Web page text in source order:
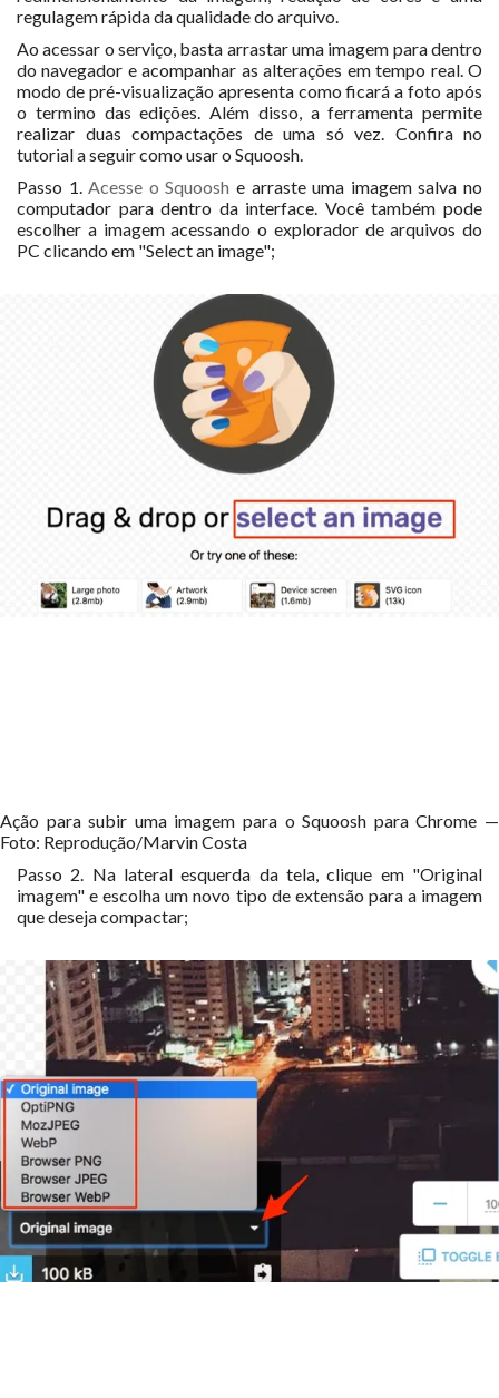
regulagem rápida da qualidade do arquivo.
Ao acessar o serviço, basta arrastar uma imagem para dentro
do navegador e acompanhar as alterações em tempo real. O
modo de pré-visualização apresenta como ficará a foto após
o termino das edições. Além disso, a ferramenta permite
realizar duas compactações de uma só vez. Confira no
tutorial a seguir como usar o Squoosh.
Passo 1. Acesse o Squoosh e arraste uma imagem salva no
computador para dentro da interface. Você também pode
escolher a imagem acessando o explorador de arquivos do
PC clicando em "Select an image";
Ação para subir uma imagem para o Squoosh para Chrome —
Foto: Reprodução/Marvin Costa
Passo 2. Na lateral esquerda da tela, clique em "Original
imagem" e escolha um novo tipo de extensão para a imagem
que deseja compactar;